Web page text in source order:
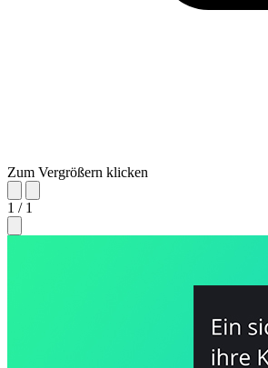
Zum Vergrößern klicken
1 / 1